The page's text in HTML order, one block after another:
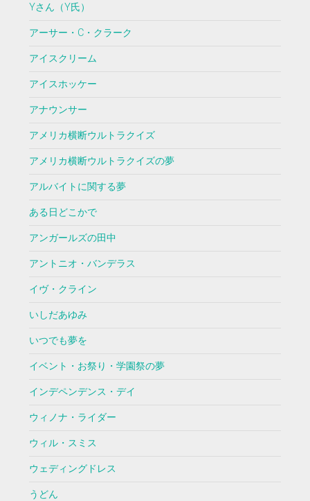
Yさん（Y氏）
アーサー・C・クラーク
アイスクリーム
アイスホッケー
アナウンサー
アメリカ横断ウルトラクイズ
アメリカ横断ウルトラクイズの夢
アルバイトに関する夢
ある日どこかで
アンガールズの田中
アントニオ・バンデラス
イヴ・クライン
いしだあゆみ
いつでも夢を
イベント・お祭り・学園祭の夢
インデペンデンス・デイ
ウィノナ・ライダー
ウィル・スミス
ウェディングドレス
うどん